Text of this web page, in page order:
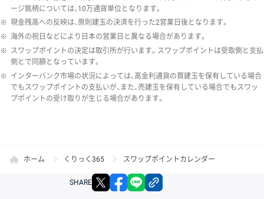
ージ銘柄については、10万通貨単位となります。
※ 現金残高への反映は、原則建玉の決済を行った2営業日後となります。
※ 海外の祝日などにより日本の営業日と異なる場合があります。
※ スワップポイントの決定は取引所が行います。スワップポイントは受取側と支払
側とで同額となっています。
※ インターバンク市場の状況によっては、高金利通貨の買建玉を保有している場合
でもスワップポイントの支払いが、また、売建玉を保有している場合でもスワッ
プポイントの受け取りが生じる場合があります。
ホーム くりっく365 スワップポイントカレンダー
SHARE X facebook